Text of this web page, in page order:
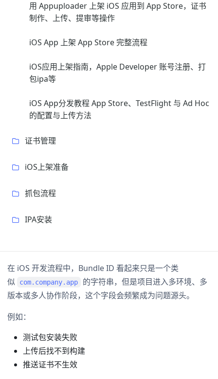
用 Appuploader 上架 iOS 应用到 App Store，证书
制作、上传、提审等操作
iOS App 上架 App Store 完整流程
iOS应用上架指南，Apple Developer 账号注册、打
包ipa等
iOS App分发教程 App Store、TestFlight 与 Ad Hoc
的配置与上传方法
证书管理
iOS上架准备
抓包流程
IPA安装
在 iOS 开发流程中，Bundle ID 看起来只是一个类
似
com.company.app
的字符串，但是项目进入多环境、多
版本或多人协作阶段，这个字段会频繁成为问题源头。
例如：
测试包安装失败
上传后找不到构建
推送证书不生效